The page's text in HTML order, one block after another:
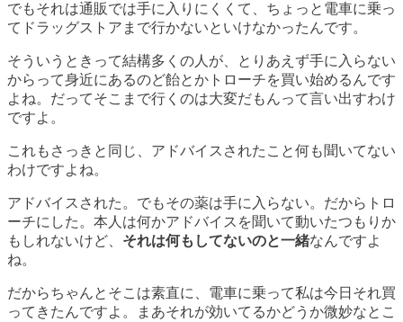
でもそれは通販では手に入りにくくて、ちょっと電車に乗っ
てドラッグストアまで行かないといけなかったんです。
そういうときって結構多くの人が、とりあえず手に入らない
からって身近にあるのど飴とかトローチを買い始めるんです
よね。だってそこまで行くのは大変だもんって言い出すわけ
ですよ。
これもさっきと同じ、アドバイスされたこと何も聞いてない
わけですよね。
アドバイスされた。でもその薬は手に入らない。だからトロ
ーチにした。本人は何かアドバイスを聞いて動いたつもりか
もしれないけど、 それは何もしてないのと一緒なんですよ
ね。
だからちゃんとそこは素直に、電車に乗って私は今日それ買
ってきたんですよ。まあそれが効いてるかどうか微妙なとこ